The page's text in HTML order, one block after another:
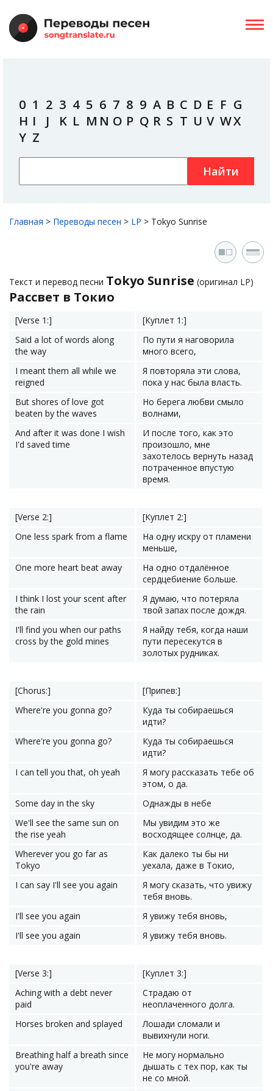
0 1 2 3 4 5 6 7 8 9 A B C D E F G
H I J K L M N O P Q R S T U V WX
Y Z
Найти
Главная > Переводы песен > LP > Tokyo Sunrise
Текст и перевод песни Tokyo Sunrise (оригинал LP)
Рассвет в Токио
[Verse 1:]
[Куплет 1:]
Said a lot of words along
the way
По пути я наговорила
много всего,
I meant them all while we
reigned
Я повторяла эти слова,
пока у нас была власть.
But shores of love got
beaten by the waves
Но берега любви смыло
волнами,
And after it was done I wish
I'd saved time
И после того, как это
произошло, мне
захотелось вернуть назад
потраченное впустую
время.
[Verse 2:]
[Куплет 2:]
One less spark from a flame
На одну искру от пламени
меньше,
One more heart beat away
На одно отдалённое
сердцебиение больше.
I think I lost your scent after
the rain
Я думаю, что потеряла
твой запах после дождя.
I'll find you when our paths
cross by the gold mines
Я найду тебя, когда наши
пути пересекутся в
золотых рудниках.
[Chorus:]
[Припев:]
Where're you gonna go?
Куда ты собираешься
идти?
Where're you gonna go?
Куда ты собираешься
идти?
I can tell you that, oh yeah
Я могу рассказать тебе об
этом, о да.
Some day in the sky
Однажды в небе
We'll see the same sun on
the rise yeah
Мы увидим это же
восходящее солнце, да.
Wherever you go far as
Tokyo
Как далеко ты бы ни
уехала, даже в Токио,
I can say I'll see you again
Я могу сказать, что увижу
тебя вновь.
I'll see you again
Я увижу тебя вновь,
I'll see you again
Я увижу тебя вновь.
[Verse 3:]
[Куплет 3:]
Aching with a debt never
paid
Страдаю от
неоплаченного долга.
Horses broken and splayed
Лошади сломали и
вывихнули ноги.
Breathing half a breath since
you're away
Не могу нормально
дышать с тех пор, как ты
не со мной.